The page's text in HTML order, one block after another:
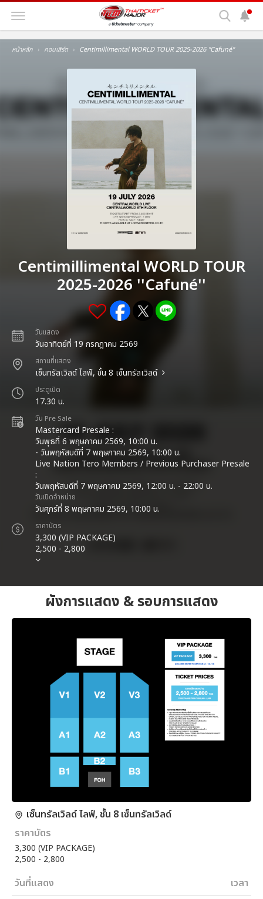
หน้าหลัก คอนเสิร์ต Centimillimental WORLD TOUR 2025-2026 ''Cafuné''
Centimillimental WORLD TOUR
2025-2026 ''Cafuné''
วันแสดง
วันอาทิตย์ที่ 19 กรกฎาคม 2569
สถานที่แสดง
เซ็นทรัลเวิลด์ ไลฟ์, ชั้น 8 เซ็นทรัลเวิลด์
ประตูเปิด
17.30 น.
วัน Pre Sale
Mastercard Presale :
วันพุธที่ 6 พฤษภาคม 2569, 10:00 น.
- วันพฤหัสบดีที่ 7 พฤษภาคม 2569, 10:00 น.
Live Nation Tero Members / Previous Purchaser Presale
:
วันพฤหัสบดีที่ 7 พฤษภาคม 2569, 12:00 น. - 22:00 น.
วันเปิดจำหน่าย
วันศุกร์ที่ 8 พฤษภาคม 2569, 10:00 น.
ราคาบัตร
3,300 (VIP PACKAGE)
2,500 - 2,800
ผังการแสดง & รอบการแสดง
เซ็นทรัลเวิลด์ ไลฟ์, ชั้น 8 เซ็นทรัลเวิลด์
ราคาบัตร
3,300 (VIP PACKAGE)
2,500 - 2,800
วันที่แสดง เวลา